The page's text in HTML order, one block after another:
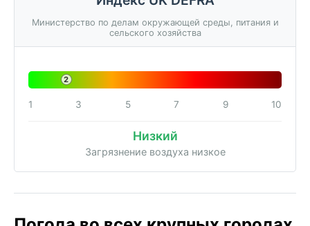
Министерство по делам окружающей среды, питания и
сельского хозяйства
2
1 3 5 7 9 10
Низкий
Загрязнение воздуха низкое